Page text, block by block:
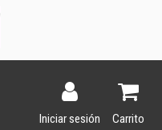
Iniciar sesión Carrito